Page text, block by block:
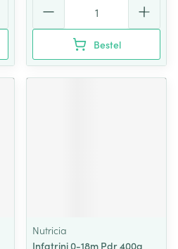
Bestel
Nutricia
Infatrini 0-18m Pdr 400g